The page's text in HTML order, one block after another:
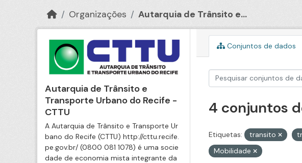
Organizações Autarquia de Trânsito e...
Autarquia de Trânsito e
Transporte Urbano do Recife -
CTTU
A Autarquia de Trânsito e Transporte Ur
bano do Recife (CTTU) http://cttu.recife.
pe.gov.br/ (0800 081 1078) é uma socie
dade de economia mista integrante da
Conjuntos de dados
4 conjuntos
Etiquetas: transito
Mobilidade